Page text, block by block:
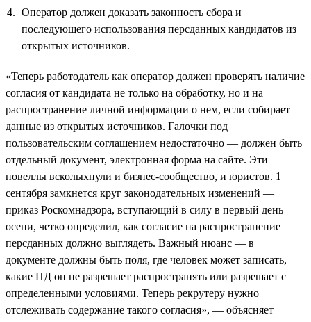
Оператор должен доказать законность сбора и
последующего использования персданных кандидатов из
открытых источников.
«Теперь работодатель как оператор должен проверять наличие
согласия от кандидата не только на обработку, но и на
распространение личной информации о нем, если собирает
данные из открытых источников. Галочки под
пользовательским соглашением недостаточно — должен быть
отдельный документ, электронная форма на сайте. Эти
новеллы всколыхнули и бизнес-сообщество, и юристов. 1
сентября замкнется круг законодательных изменений —
приказ Роскомнадзора, вступающий в силу в первый день
осени, четко определил, как согласие на распространение
персданных должно выглядеть. Важный нюанс — в
документе должны быть поля, где человек может записать,
какие ПД он не разрешает распространять или разрешает с
определенными условиями. Теперь рекрутеру нужно
отслеживать содержание такого согласия», — объясняет